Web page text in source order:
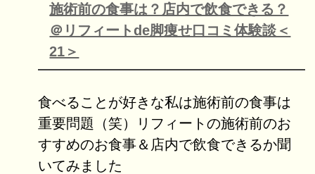
施術前の食事は？店内で飲食できる？
＠リフィートde脚痩せ口コミ体験談＜
21＞
食べることが好きな私は施術前の食事は
重要問題（笑）リフィートの施術前のお
すすめのお食事＆店内で飲食できるか聞
いてみました